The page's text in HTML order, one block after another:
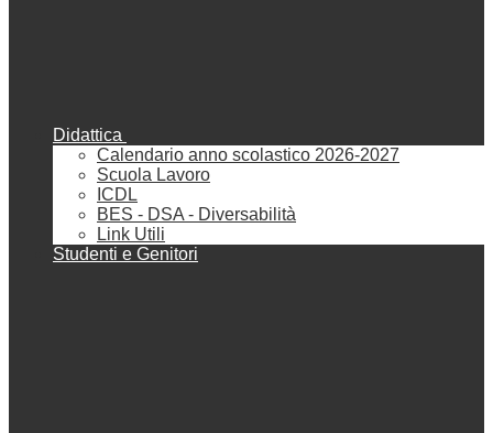
Didattica
Calendario anno scolastico 2026-2027
Scuola Lavoro
ICDL
BES - DSA - Diversabilità
Link Utili
Studenti e Genitori